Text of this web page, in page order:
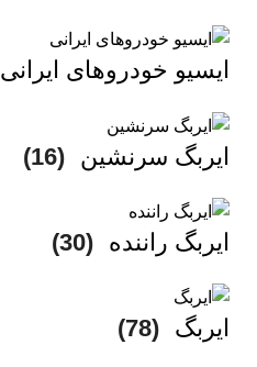
ایسیو خودروهای ایرانی
ایربگ سرنشین (16)
ایربگ راننده (30)
ایربگ (78)